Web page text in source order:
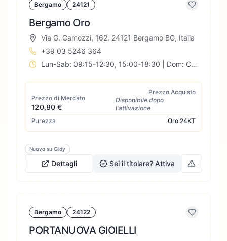
Bergamo 24121
Bergamo Oro
Via G. Camozzi, 162, 24121 Bergamo BG, Italia
+39 03 5246 364
Lun-Sab: 09:15-12:30, 15:00-18:30 | Dom: Chiuso
Prezzo di Mercato
120,80 €
Prezzo Acquisto
Disponibile dopo
l'attivazione
Purezza
Oro 24KT
Nuovo su Gildy
Dettagli Sei il titolare? Attiva
Bergamo 24122
PORTANUOVA GIOIELLI